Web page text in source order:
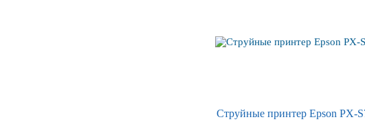
Струйные принтер Epson PX-